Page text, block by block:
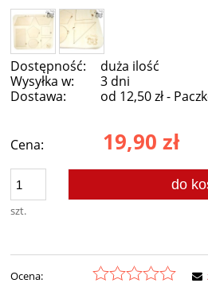
Dostępność:
duża ilość
Wysyłka w:
3 dni
Dostawa:
od 12,50 zł-
Cena nie zawiera ewentualnych
Cena: 19,90 zł
szt.
do
Ocena: